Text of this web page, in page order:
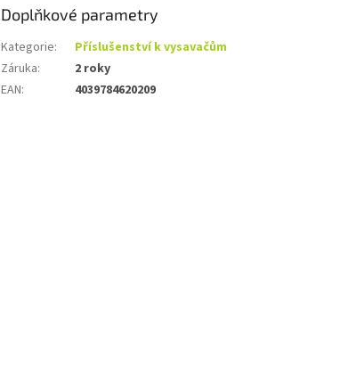
Doplňkové parametry
Kategorie:
Příslušenství k vysavačům
Záruka:
2 roky
EAN: 4039784620209